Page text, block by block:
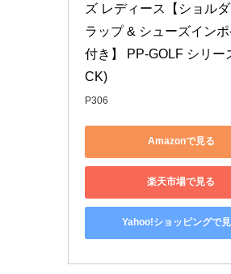
ズ レディース【ショルダ
ラップ & シューズインポ
付き】 PP-GOLF シリー
CK)
P306
Amazonで見る
楽天市場で見る
Yahoo!ショッピングで